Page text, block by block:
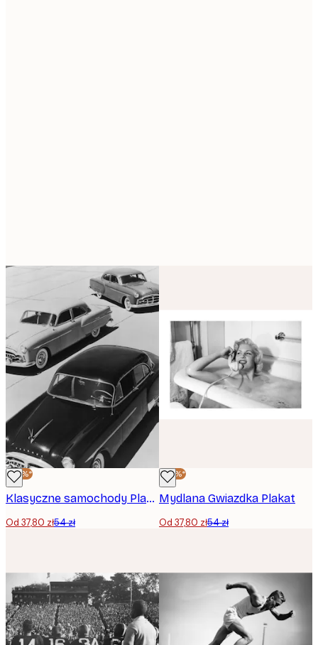
-30%*
Klasyczne samochody Plakat
Od 37,80 zł54 zł
-30%*
Mydlana Gwiazdka Plakat
Od 37,80 zł54 zł